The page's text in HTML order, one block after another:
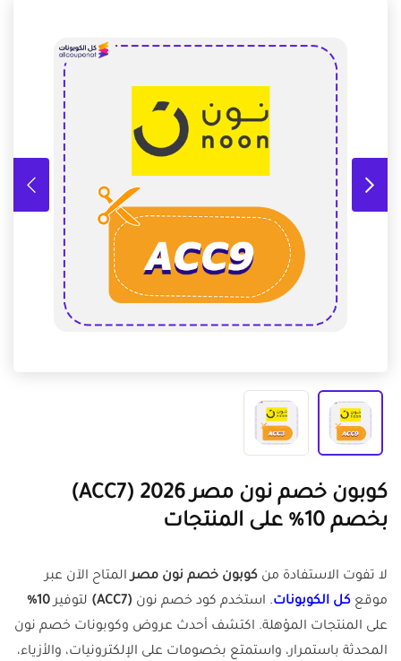
كوبون خصم نون مصر 2026 (ACC7)
بخصم 10% على المنتجات
لا تفوت الاستفادة من كوبون خصم نون مصرالمتاح الآن عبر
موقع كل الكوبونات. استخدم كود خصم نون (ACC7) لتوفير10%
على المنتجات المؤهلة. اكتشف أحدث عروض وكوبونات خصم نون
المحدثة باستمرار، واستمتع بخصومات على الإلكترونيات، والأزياء،